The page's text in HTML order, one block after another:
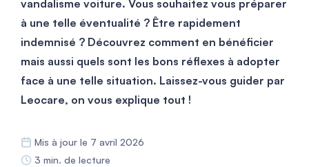
vandalisme voiture. Vous souhaitez vous préparer
à une telle éventualité ? Être rapidement
indemnisé ? Découvrez comment en bénéficier
mais aussi quels sont les bons réflexes à adopter
face à une telle situation. Laissez-vous guider par
Leocare, on vous explique tout !
Mis à jour le 7 avril 2026
3 min. de lecture